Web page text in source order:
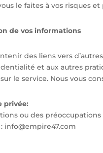
le faites à vos risques et
de vos informations
des liens vers
et aux autres
le service. Nous vous
privée:
ou des
info@empire47.com